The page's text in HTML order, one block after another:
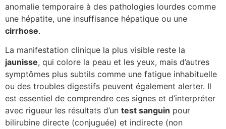
anomalie temporaire à des pathologies lourdes comme
une hépatite, une insuffisance hépatique ou une
cirrhose.
La manifestation clinique la plus visible reste la
jaunisse, qui colore la peau et les yeux, mais d’autres
symptômes plus subtils comme une fatigue inhabituelle
ou des troubles digestifs peuvent également alerter. Il
est essentiel de comprendre ces signes et d’interpréter
avec rigueur les résultats d’un test sanguin pour
bilirubine directe (conjuguée) et indirecte (non